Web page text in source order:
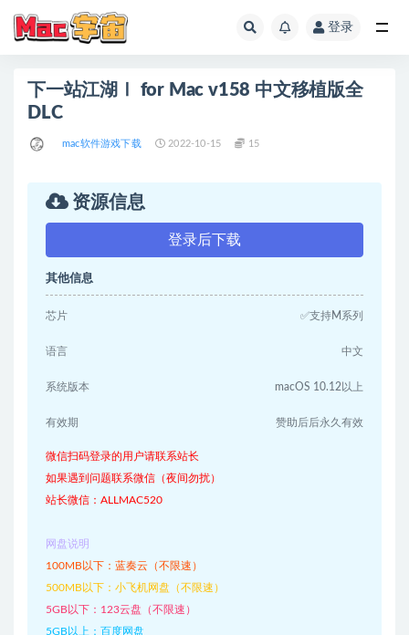
登录
下一站江湖Ⅰ for Mac v158 中文移植版全
DLC
mac软件游戏下载 2022-10-15 15
资源信息
登录后下载
其他信息
芯片 ✅支持M系列
语言 中文
系统版本 macOS 10.12以上
有效期 赞助后后永久有效
微信扫码登录的用户请联系站长
如果遇到问题联系微信（夜间勿扰）
站长微信：ALLMAC520
网盘说明
100MB以下：蓝奏云（不限速）
500MB以下：小飞机网盘（不限速）
5GB以下：123云盘（不限速）
5GB以上：百度网盘